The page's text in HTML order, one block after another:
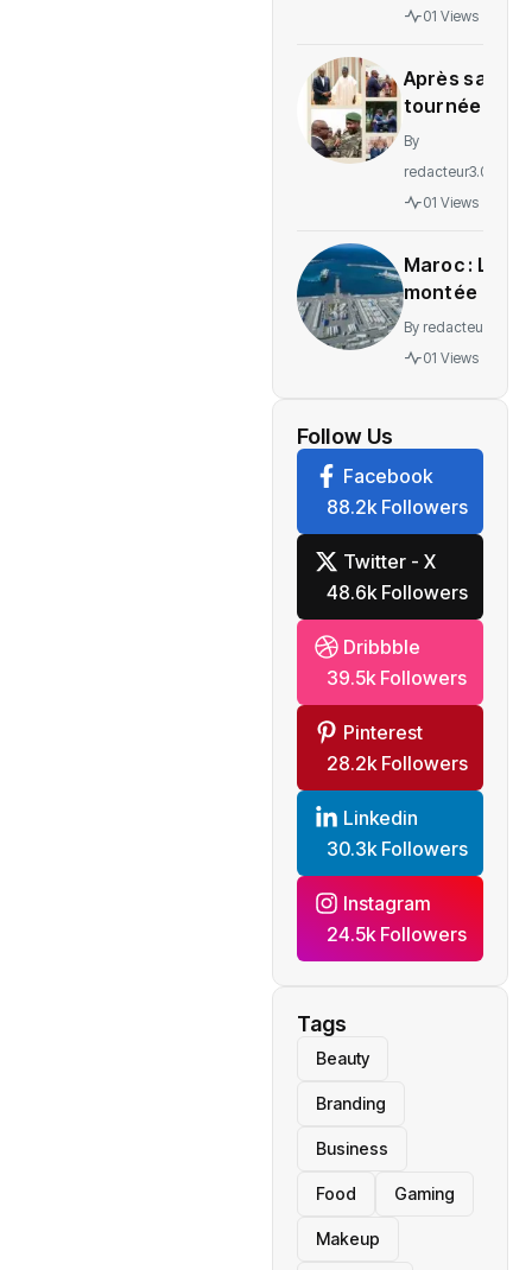
des
Ituri
01 Views
Après sa
tournée
régionale,
de
By
redacteur3.0
01 Views
Maroc : La
montée en
puissance
d’un
de
l’économie
mondiale
By redacteur3.0
01 Views
Follow Us
Facebook
88.2k Followers
Twitter - X
48.6k Followers
Dribbble
39.5k Followers
Pinterest
28.2k Followers
Linkedin
30.3k Followers
Instagram
24.5k Followers
Tags
Beauty
Branding
Business
Food Gaming
Makeup